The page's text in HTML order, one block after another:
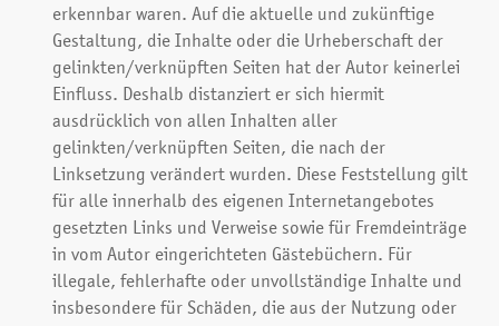
erkennbar waren. Auf die aktuelle und zukünftige
Gestaltung, die Inhalte oder die Urheberschaft der
gelinkten/verknüpften Seiten hat der Autor keinerlei
Einfluss. Deshalb distanziert er sich hiermit
ausdrücklich von allen Inhalten aller
gelinkten/verknüpften Seiten, die nach der
Linksetzung verändert wurden. Diese Feststellung gilt
für alle innerhalb des eigenen Internetangebotes
gesetzten Links und Verweise sowie für Fremdeinträge
in vom Autor eingerichteten Gästebüchern. Für
illegale, fehlerhafte oder unvollständige Inhalte und
insbesondere für Schäden, die aus der Nutzung oder